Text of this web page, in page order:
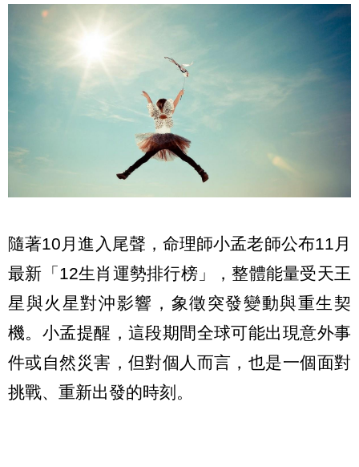
隨著10月進入尾聲，命理師小孟老師公布11月
最新「12生肖運勢排行榜」，整體能量受天王
星與火星對沖影響，象徵突發變動與重生契
機。小孟提醒，這段期間全球可能出現意外事
件或自然災害，但對個人而言，也是一個面對
挑戰、重新出發的時刻。